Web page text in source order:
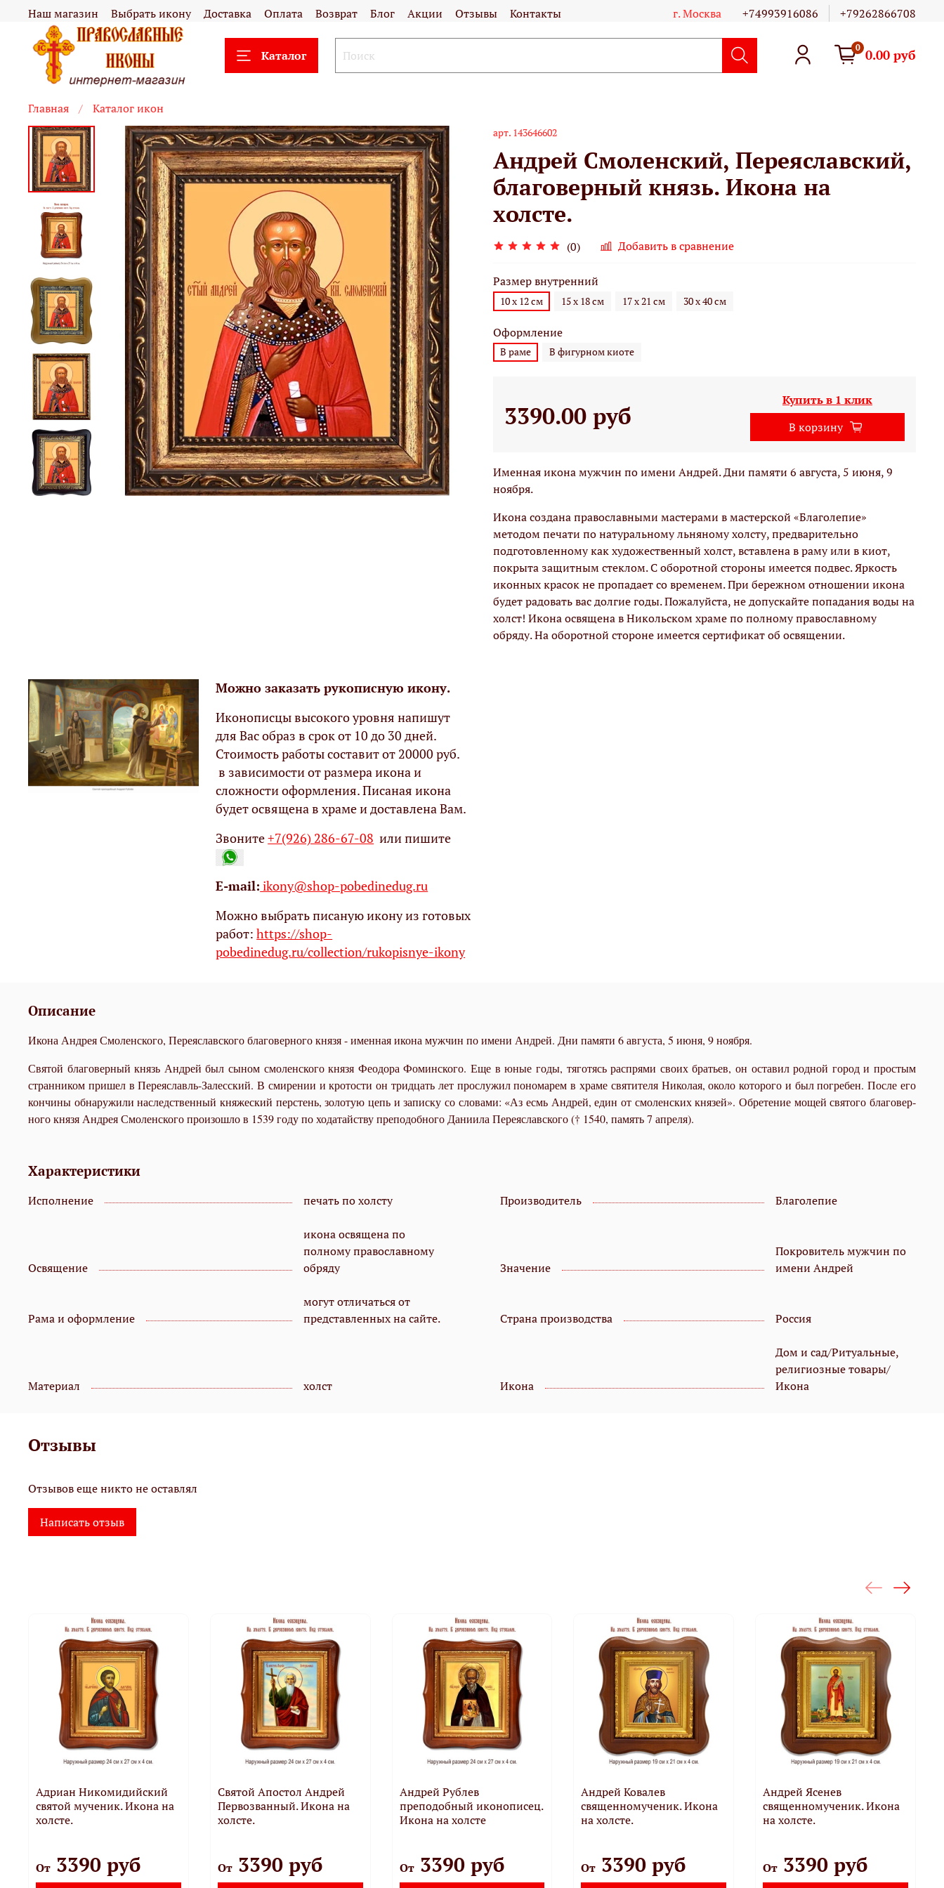
Наш магазин Выбрать икону Доставка Оплата Возврат Блог Акции Отзывы Контакты г. Москва +74993916086 +79262866708
Каталог
0 0.00 руб
Главная Каталог икон
арт. 143646602
Андрей Смоленский, Переяславский,
благоверный князь. Икона на
холсте.
(0) Добавить в сравнение
Размер внутренний
10 х 12 см 15 х 18 см 17 х 21 см 30 х 40 см
Оформление
В раме В фигурном киоте
3390.00 руб
Купить в 1 клик
В корзину
Именная икона мужчин по имени Андрей. Дни памяти 6 августа, 5 июня, 9
ноября.
Икона создана православными мастерами в мастерской «Благолепие»
методом печати по натуральному льняному холсту, предварительно
подготовленному как художественный холст, вставлена в раму или в киот,
покрыта защитным стеклом. С оборотной стороны имеется подвес. Яркость
иконных красок не пропадает со временем. При бережном отношении икона
будет радовать вас долгие годы. Пожалуйста, не допускайте попадания воды на
холст! Икона освящена в Никольском храме по полному православному
обряду. На оборотной стороне имеется сертификат об освящении.
Можно заказать рукописную икону.
Иконописцы высокого уровня напишут
для Вас образ в срок от 10 до 30 дней.
Стоимость работы составит от 20000 руб.
в зависимости от размера икона и
сложности оформления. Писаная икона
будет освящена в храме и доставлена Вам.
Звоните+7(926) 286-67-08 или пишите
Е-mail: ikony@shop-pobedinedug.ru
Можно выбрать писаную икону из готовых
работ:https://shop-
pobedinedug.ru/collection/rukopisnye-ikony
Описание
Икона Андрея Смоленского, Переяславского благоверного князя - именная икона мужчин по имени Андрей. Дни памяти 6 августа, 5 июня, 9 ноября.
Свя­той бла­го­вер­ный князь Ан­дрей был сы­ном смо­лен­ско­го кня­зя Фе­о­до­ра Фо­мин­ско­го. Еще в юные го­ды, тя­го­тясь рас­пря­ми сво­их бра­тьев, он оста­вил род­ной го­род и про­стым
стран­ни­ком при­шел в Пе­ре­я­с­лавль-За­лес­ский. В сми­ре­нии и кро­то­сти он трид­цать лет про­слу­жил пономарем в хра­ме свя­ти­те­ля Ни­ко­лая, око­ло ко­то­ро­го и был по­гре­бен. По­сле его
кон­чи­ны обна­ру­жи­ли на­след­ствен­ный кня­же­ский пер­стень, зо­ло­тую цепь и за­пис­ку со сло­ва­ми: «Аз есмь Ан­дрей, един от смо­лен­ских кня­зей». Об­ре­те­ние мо­щей свя­то­го бла­го­вер­
но­го кня­зя Андрея Смо­лен­ско­го про­изо­шло в 1539 го­ду по хо­да­тай­ству пре­по­доб­но­го Да­ни­и­ла Пе­ре­я­славско­го († 1540, па­мять 7 ап­ре­ля).
Характеристики
Исполнение печать по холсту Производитель Благолепие
Освящение
икона освящена по
полному православному
обряду
Значение
Покровитель мужчин по
имени Андрей
Рама и оформление
могут отличаться от
представленных на сайте.
Страна производства Россия
Материал холст Икона
Дом и сад/Ритуальные,
религиозные товары/
Икона
Отзывы
Отзывов еще никто не оставлял
Написать отзыв
Адриан Никомидийский
святой мученик. Икона на
холсте.
От 3390 руб
Святой Апостол Андрей
Первозванный. Икона на
холсте.
От3390 руб
Андрей Рублев
преподобный иконописец.
Икона на холсте
От3390 руб
Андрей Ковалев
священномученик. Икона
на холсте.
От 3390 руб
Андрей Ясенев
священномученик. Икона
на холсте.
От 3390 руб